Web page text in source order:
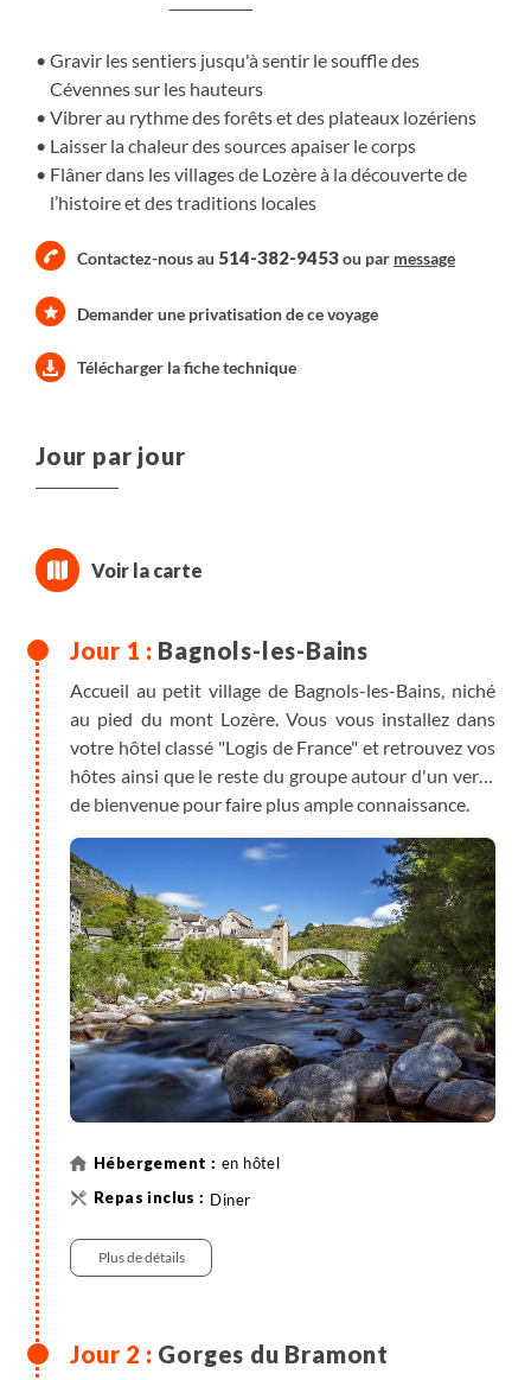
Gravir les sentiers jusqu'à sentir le souffle des
Cévennes sur les hauteurs
Vibrer au rythme des forêts et des plateaux lozériens
Laisser la chaleur des sources apaiser le corps
Flâner dans les villages de Lozère à la découverte de
l’histoire et des traditions locales
Contactez-nous au 514-382-9453ou par message
Demander une privatisation de ce voyage
Télécharger la fiche technique
Jour par jour
Bagnols-les-Bains
Accueil au petit village de Bagnols-les-Bains, niché
au pied du mont Lozère. Vous vous installez dans
votre hôtel classé "Logis de France" et retrouvez vos
hôtes ainsi que le reste du groupe autour d'un verre
de bienvenue pour faire plus ample connaissance.
Dîner à l'hébergement.
en hôtel
Diner
Plus de détails
Gorges du Bramont